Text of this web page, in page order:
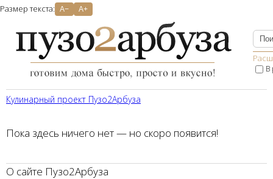
Размер текста: A− A+
В
Кулинарный проект Пузо2Aрбуза
Пока здесь ничего нет — но скоро появится!
О сайте Пузо2Арбуза